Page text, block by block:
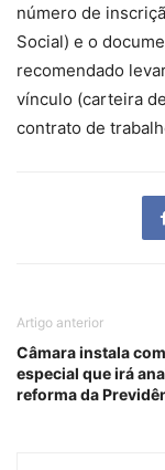
número de
Social) e o
recomendado
vínculo (carteira
contrato de
Artigo anterior
Câmara instala
especial que irá
reforma da